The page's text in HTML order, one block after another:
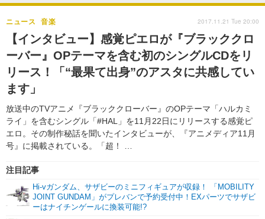
ゲーム・アプリ マンガ
グッズ イベント
声優 コスプレ
特集一覧 カバー
ラキりす
連載マンガ
連載マンガ一覧 連載一覧
番組・動画
番組・動画一覧 ラジオ
動画
連載・ブログ
連載・ブログ一覧 コラム
編集部ブログ・お知らせ
【インタビュー】感覚ピエロが『ブラッククロ
ーバー』OPテーマを含む初のシングルCDをリ
リース！「“最果て出身”のアスタに共感してい
ます」
放送中のTVアニメ『ブラッククローバー』のOPテーマ「ハルカミ
ライ」を含むシングル「#HAL」を11月22日にリリースする感覚ピ
エロ。その制作秘話を聞いたインタビューが、『アニメディア11月
号』に掲載されている。「超！ …
ニュース 音楽
注目記事
Hi-vガンダム、サザビーのミニフィギュアが収録！ 「MOBILITY
JOINT GUNDAM」がプレバンで予約受付中！EXパーツでサザビ
ーはナイチンゲールに換装可能!?
2017.11.21 Tue 20:00